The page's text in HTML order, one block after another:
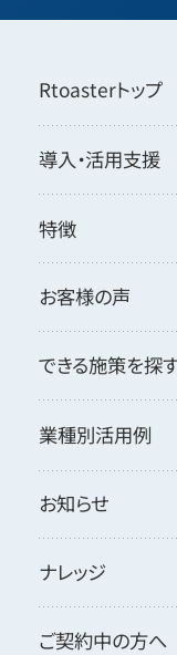
Rtoasterトップ
導入・活用支援
特徴
お客様の声
できる施策を探
業種別活用例
お知らせ
ナレッジ
ご契約中の方へ